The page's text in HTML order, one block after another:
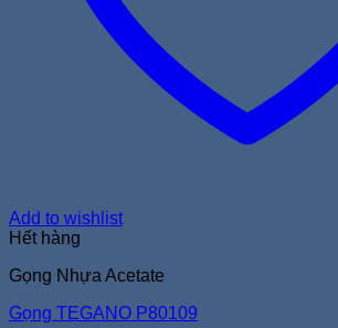
Add to wishlist
Hết hàng
Gọng Nhựa Acetate
Gọng TEGANO P80109